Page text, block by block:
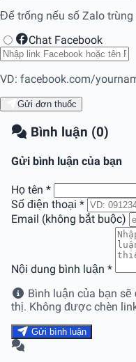
Để trống nếu số Zalo
Chat Facebook
VD: facebook.com/
Gửi đơn thuốc
Bình luận (0)
Gửi bình luận của bạn
Họ tên *
Số điện thoại *
Email (không bắt buộc)
Nội dung bình luận *
Bình luận của bạn
thị. Không được chèn
Gửi bình luận